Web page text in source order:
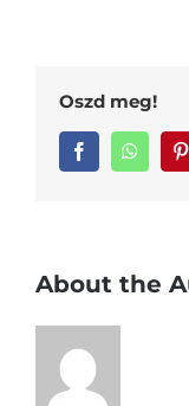
Oszd meg!
Facebook
About the